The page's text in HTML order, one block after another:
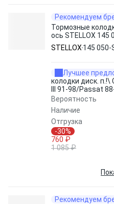
Рекомендуем
Тормозные
ось STELLOX 145
STELLOX 145 050-
Лучшее
колодки диск. п.!\
III 91-98/Passat
Вероятность
Наличие
Отгрузка
-30%
760 ₽
1 085 ₽
Рекомендуем